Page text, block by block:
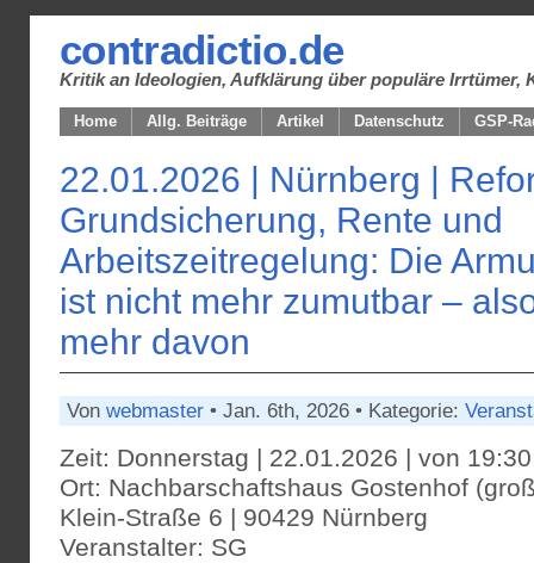
contradictio.de
Kritik an Ideologien, Aufklärung über populäre Irrtümer,
Home Allg. Beiträge Artikel Datenschutz GSP-
22.01.2026 | Nürnberg |
Grundsicherung, Rente und
Arbeitszeitregelung: Die
ist nicht mehr zumutbar –
mehr davon
Von webmaster • Jan. 6th, 2026 • Kategorie:
Zeit: Donnerstag | 22.01.2026 | von
Ort: Nachbarschaftshaus Gostenhof
Klein-Straße 6 | 90429 Nürnberg
Veranstalter: SG